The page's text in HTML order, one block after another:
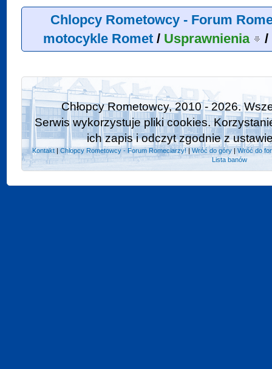
Chlopcy Rometowcy - Forum
motocykle Romet/ Usprawnienia /
Chłopcy Rometowcy, 2010 - 2026.
Serwis wykorzystuje pliki cookies.
ich zapis i odczyt zgodnie z
Kontakt| Chlopcy Rometowcy - Forum Romeciarzy! |Wróć do góry| Wróć do
Lista banów